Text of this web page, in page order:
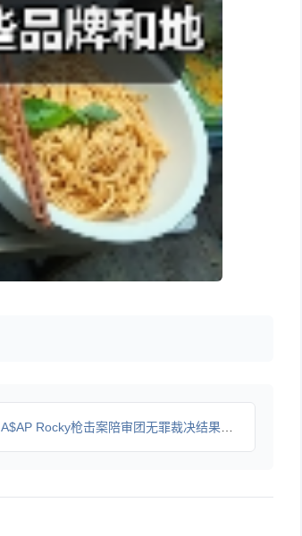
A$AP Rocky枪击案陪审团无罪裁决结果如何？